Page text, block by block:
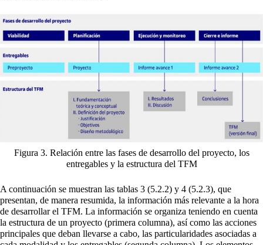
Figura 3. Relación entre las fases de desarrollo del proyecto, los
entregables y la estructura del TFM
A continuación se muestran las tablas 3 (5.2.2) y 4 (5.2.3), que
presentan, de manera resumida, la información más relevante a la hora
de desarrollar el TFM. La información se organiza teniendo en cuenta
la estructura de un proyecto (primera columna), así como las acciones
principales que deban llevarse a cabo, las particularidades asociadas a